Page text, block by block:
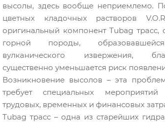
высолы, здесь вообще неприемлемо.
цветных кладочных растворов
оригинальный компонент Tubag трасс,
горной породы,
вулканического извержения,
существенно уменьшается риск
Возникновение высолов – эта
требует специальных
трудовых, временных и финансовых
Tubag трасс – одна из старейших